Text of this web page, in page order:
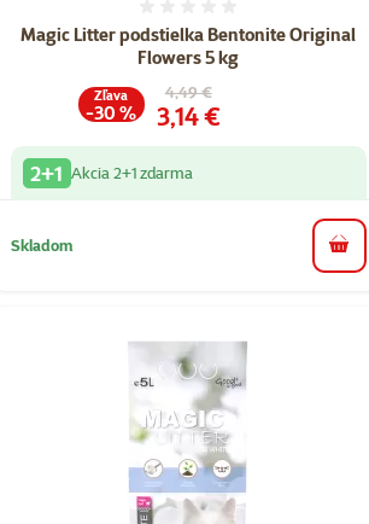
1
Magic Litter podstielka Bentonite Original
Flowers 5 kg
Pôvodná cena
4,49 €
Cena
3,14 €
Zľava
-30 %
2+1 Akcia 2+1 zdarma
Skladom do